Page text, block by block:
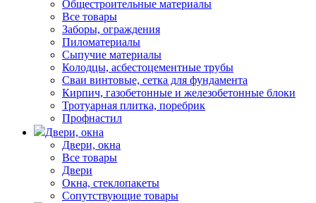
Общестроительные материалы
Все товары
Заборы, ограждения
Пиломатериалы
Сыпучие материалы
Колодцы, асбестоцементные трубы
Сваи винтовые, сетка для фундамента
Кирпич, газобетонные и железобетонные блоки
Тротуарная плитка, поребрик
Профнастил
Двери, окна
Двери, окна
Все товары
Двери
Окна, стеклопакеты
Сопутствующие товары